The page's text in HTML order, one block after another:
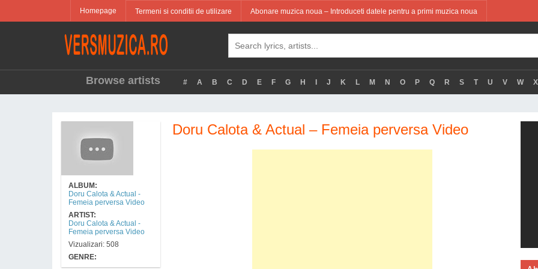
Homepage Termeni si conditii de utilizare Abonare muzica noua – Introduceti datele pentru a primi muzica noua
Browse artists # A B C D E F G H J K L M N O P Q R S T U V W X
ALBUM:
Doru Calota & Actual -
Femeia perversa Video
ARTIST:
Doru Calota & Actual -
Femeia perversa Video
Vizualizari: 508
GENRE:
Doru Calota & Actual – Femeia perversa Video